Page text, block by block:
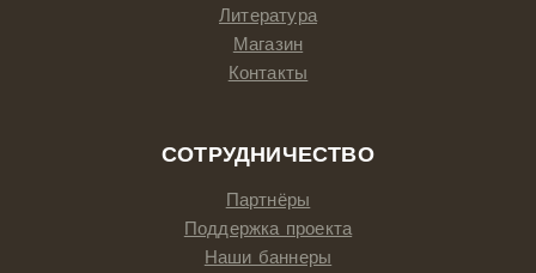
Литература
Магазин
Контакты
СОТРУДНИЧЕСТВО
Партнёры
Поддержка проекта
Наши баннеры